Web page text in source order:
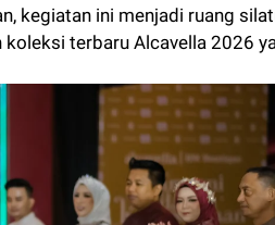
kegiatan ini menjadi ruang
terbaru Alcavella 2026